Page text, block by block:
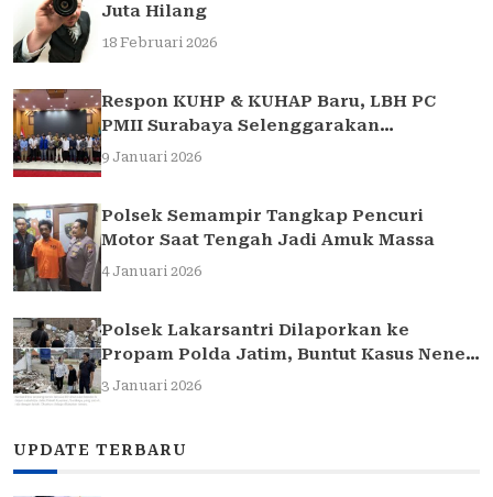
Juta Hilang
18 Februari 2026
Respon KUHP & KUHAP Baru, LBH PC
PMII Surabaya Selenggarakan
Sarasehan Hukum
9 Januari 2026
Polsek Semampir Tangkap Pencuri
Motor Saat Tengah Jadi Amuk Massa
4 Januari 2026
Polsek Lakarsantri Dilaporkan ke
Propam Polda Jatim, Buntut Kasus Nenek
Elina
3 Januari 2026
UPDATE TERBARU